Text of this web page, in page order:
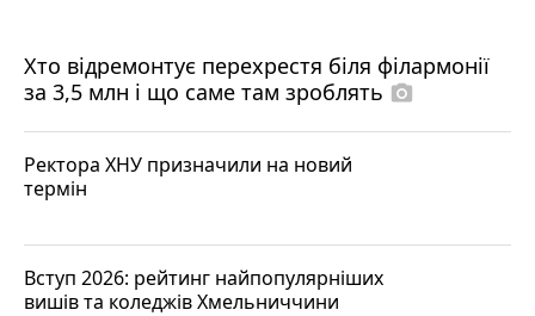
Хто відремонтує перехрестя біля філармонії
за 3,5 млн і що саме там зроблять photo_camera
Ректора ХНУ призначили на новий
термін
Вступ 2026: рейтинг найпопулярніших
вишів та коледжів Хмельниччини